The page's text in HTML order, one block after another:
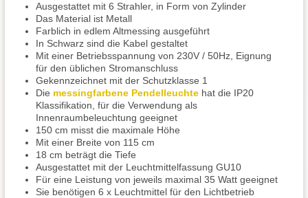
Ausgestattet mit 6 Strahler, in Form von Zylinder
Das Material ist Metall
Farblich in edlem Altmessing ausgeführt
In Schwarz sind die Kabel gestaltet
Mit einer Betriebsspannung von 230V / 50Hz, Eignung
für den üblichen Stromanschluss
Gekennzeichnet mit der Schutzklasse 1
Die messingfarbene Pendelleuchte hat die IP20
Klassifikation, für die Verwendung als
Innenraumbeleuchtung geeignet
150 cm misst die maximale Höhe
Mit einer Breite von 115 cm
18 cm beträgt die Tiefe
Ausgestattet mit der Leuchtmittelfassung GU10
Für eine Leistung von jeweils maximal 35 Watt geeignet
Sie benötigen 6 x Leuchtmittel für den Lichtbetrieb